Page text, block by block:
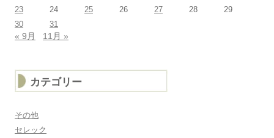
23
24 25 26 27 28
29
30
31
« 9月 11月 »
カテゴリー
その他
セレック